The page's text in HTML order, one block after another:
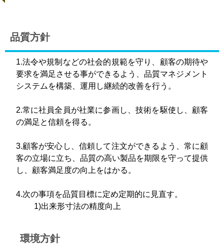
品質方針
1.法令や規制などの社会的規範を守り、顧客の期待や
要求を満足させる事ができるよう、品質マネジメント
システムを構築、運用し継続的改善を行う。
2.常に社員全員が社業に参画し、技術を駆使し、顧客
の満足と信頼を得る。
3.顧客が安心し、信頼して注文ができるよう、常に顧
客の立場に立ち、品質の高い製品を期限を守って提供
し、顧客満足度の向上をはかる。
4.次の事項を品質目標に定め定期的に見直す。
1)出来形寸法の精度向上
環境方針